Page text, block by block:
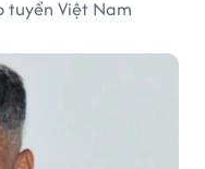
tuyển Việt Nam